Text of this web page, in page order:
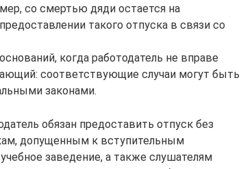
со смертью дяди остается на
такого отпуска в связи со
когда работодатель не вправе
соответствующие случаи могут быть
законами.
обязан предоставить отпуск без
допущенным к вступительным
заведение, а также слушателям